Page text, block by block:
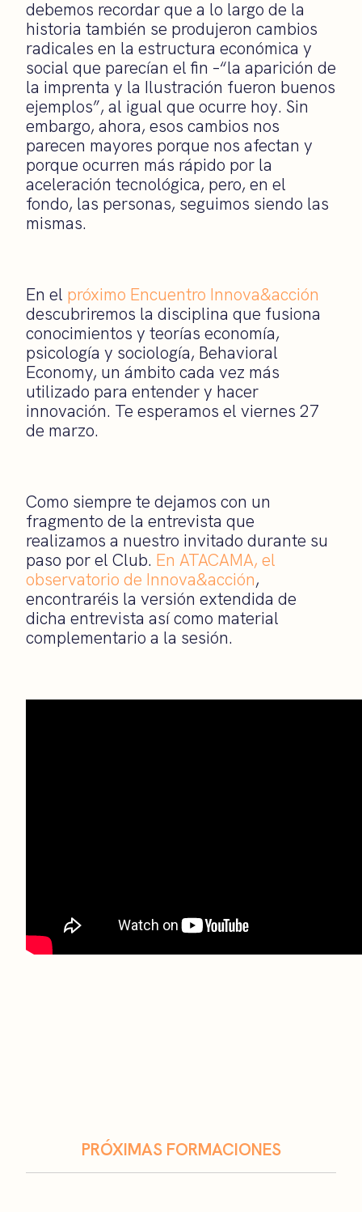
debemos recordar que a lo largo de la
historia también se produjeron cambios
radicales en la estructura económica y
social que parecían el fin –“la aparición de
la imprenta y la Ilustración fueron buenos
ejemplos”, al igual que ocurre hoy. Sin
embargo, ahora, esos cambios nos
parecen mayores porque nos afectan y
porque ocurren más rápido por la
aceleración tecnológica, pero, en el
fondo, las personas, seguimos siendo las
mismas.
En el próximo Encuentro Innova&acción
descubriremos la disciplina que fusiona
conocimientos y teorías economía,
psicología y sociología, Behavioral
Economy, un ámbito cada vez más
utilizado para entender y hacer
innovación. Te esperamos el viernes 27
de marzo.
Como siempre te dejamos con un
fragmento de la entrevista que
realizamos a nuestro invitado durante su
paso por el Club. En ATACAMA, el
observatorio de Innova&acción,
encontraréis la versión extendida de
dicha entrevista así como material
complementario a la sesión.
PRÓXIMAS FORMACIONES